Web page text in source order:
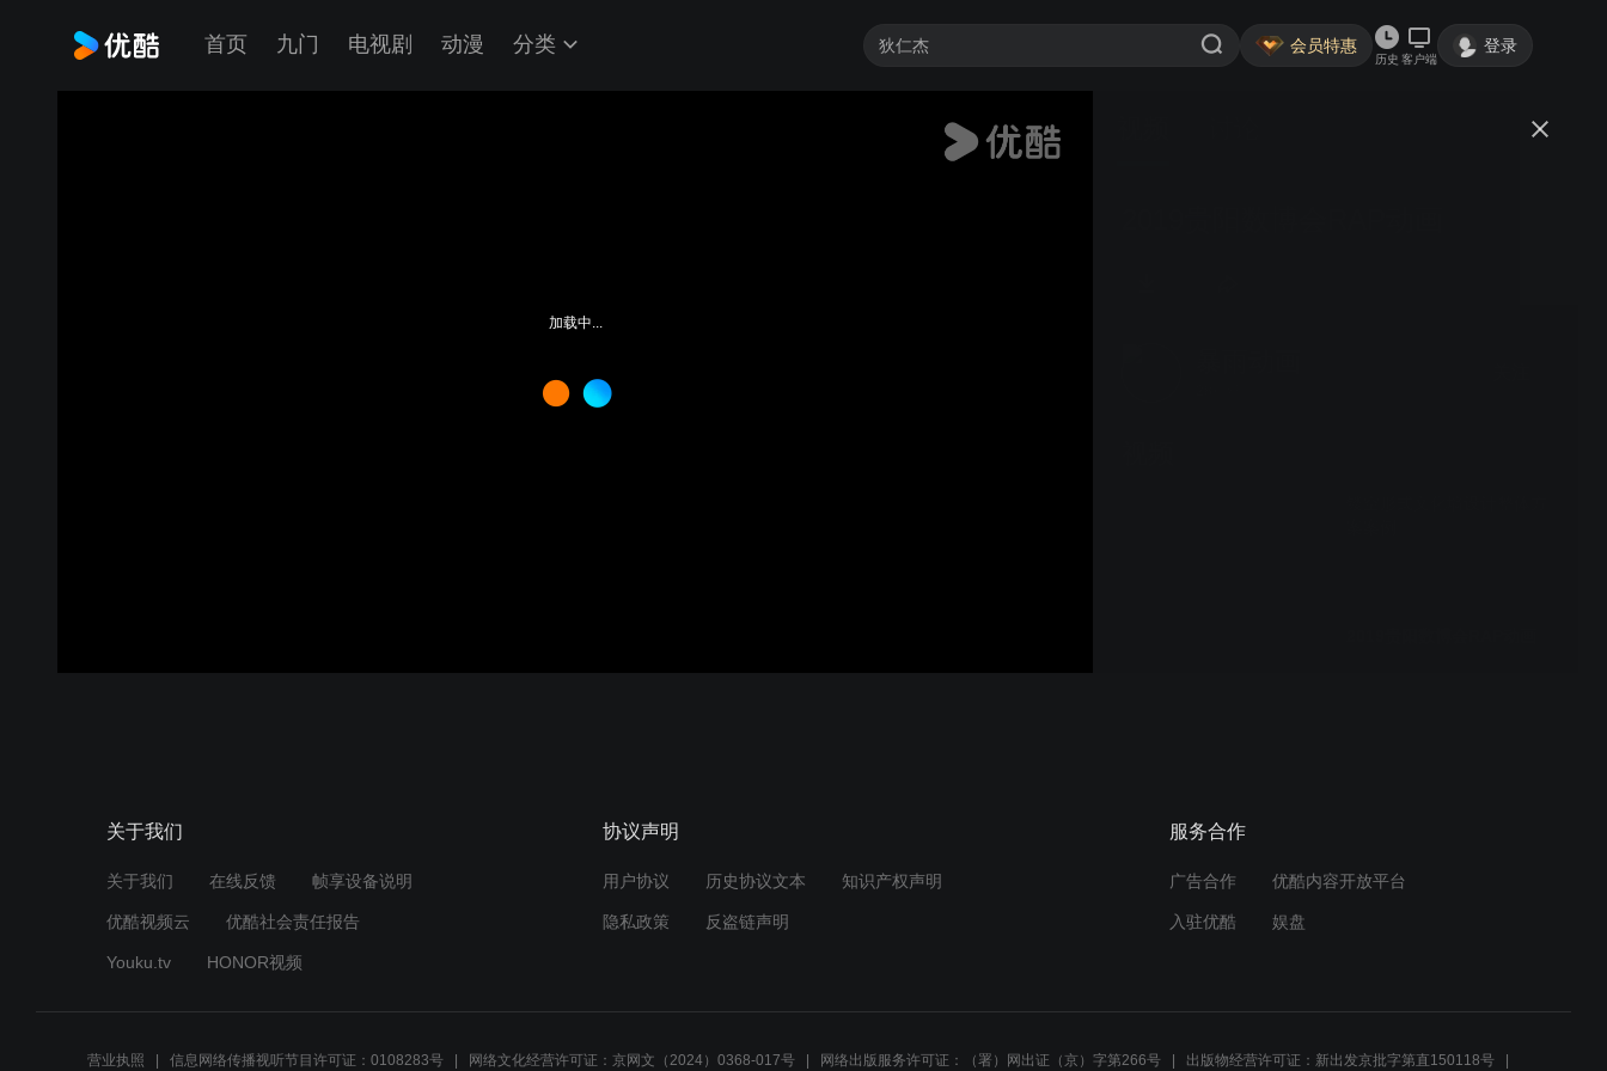
首页 九门 电视剧 动漫 分类 会员特惠
历史 客户端
登录
加载中...
关于我们
关于我们 在线反馈 帧享设备说明
优酷视频云 优酷社会责任报告
Youku.tv HONOR视频
协议声明
用户协议 历史协议文本 知识产权声明
隐私政策 反盗链声明
服务合作
广告合作 优酷内容开放平台
入驻优酷 娱盘
营业执照 信息网络传播视听节目许可证：0108283号 网络文化经营许可证：京网文（2024）0368-017号 网络出版服务许可证：（署）网出证（京）字第266号 出版物经营许可证：新出发京批字第直150118号